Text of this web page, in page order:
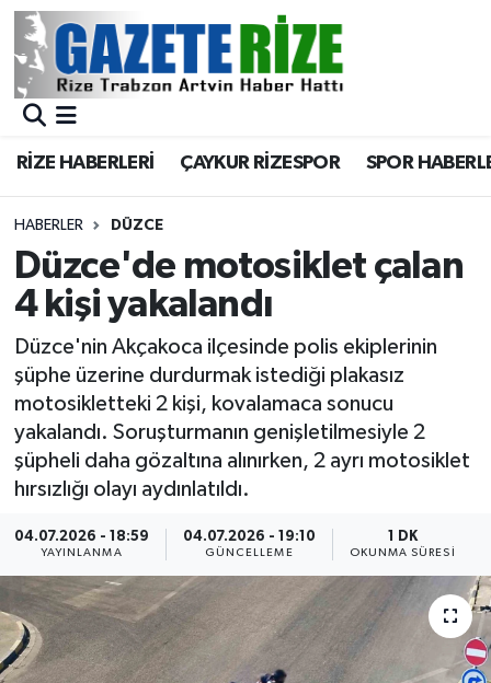
RİZE HABERLERİ ÇAYKUR RİZESPOR SPOR
HABERLER DÜZCE
Düzce'de motosiklet çalan
4 kişi yakalandı
Düzce'nin Akçakoca ilçesinde polis ekiplerinin
şüphe üzerine durdurmak istediği plakasız
motosikletteki 2 kişi, kovalamaca sonucu
yakalandı. Soruşturmanın genişletilmesiyle 2
şüpheli daha gözaltına alınırken, 2 ayrı motosiklet
hırsızlığı olayı aydınlatıldı.
04.07.2026 - 18:59
YAYINLANMA
04.07.2026 - 19:10
GÜNCELLEME
1 DK
OKUNMA SÜRESI
BÖLGEMİZ
Asayiş
Rize Jandarma Komutanlığı
Bilim Teknoloji
Advertising news
Canlı Maç
ÇEVRE
Dış Haberler
Dünya
Merkez Nöbetçi Eczaneler
Merkez Trafik Yoğunluk Haritası
Süper Lig Puan Durumu ve Fikstür
Tüm Manşetler
Son Dakika Haberleri